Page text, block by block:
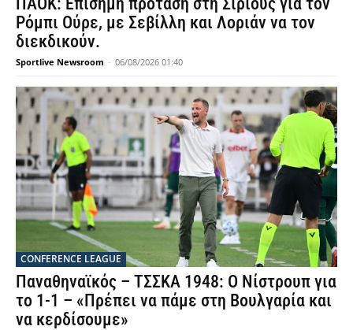
Ρόμπι Ούρε, με Σεβίλλη και Λοριάν να τον
διεκδικούν.
Sportlive Newsroom - 06/08/2026 01:40
CONFERENCE LEAGUE
Παναθηναϊκός – ΤΣΣΚΑ 1948: Ο Νίστρουπ για
το 1-1 – «Πρέπει να πάμε στη Βουλγαρία και
να κερδίσουμε»